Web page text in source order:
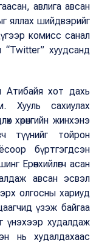
авлига авсан
яллах шийдвэрийг
комисс санал
хуудсанд
Атибайя хот дахь
Хууль сахиулах
хөрөнгийн жинхэнэ
тойрон
бүртгэгдсэн
Ерөнхийлөгч асан
авсан эсвэл
олгосны хариуд
үзэж байгаа
үнэхээр худалдаж
нь худалдахаас